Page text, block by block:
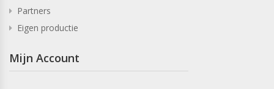
Partners
Eigen productie
Mijn Account